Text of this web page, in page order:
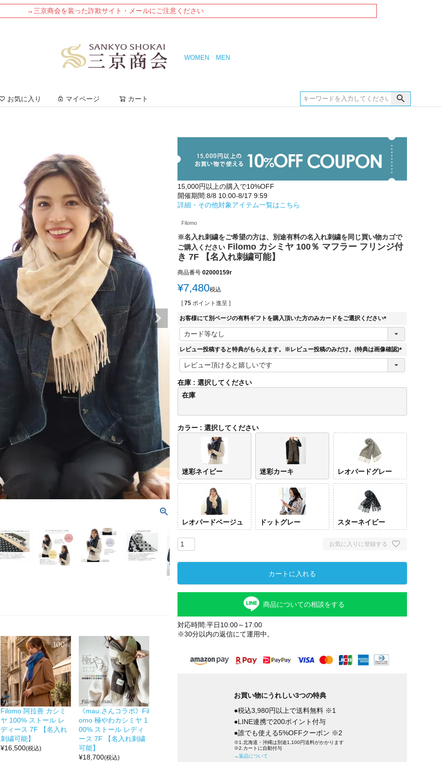
→三京商会を装った詐欺サイト・メールにご注意ください
WOMEN MEN
お気に入り マイページ カート
Filomo 阿拉善 カシミ
ヤ 100% ストール レ
ディース 7F 【名入れ
刺繍可能】
¥16,500(税込)
《mau.さんコラボ》Fil
omo 極やわカシミヤ 1
00% ストール レディ
ース 7F 【名入れ刺繍
可能】
¥18,700(税込)
15,000円以上の購入で10%OFF
開催期間:8/8 10:00-8/17 9:59
詳細・その他対象アイテム一覧はこちら
Filomo
※名入れ刺繍をご希望の方は、別途有料の名入れ刺繍を同じ買い物カゴで
ご購入ください Filomo カシミヤ 100％ マフラー フリンジ付
き 7F 【名入れ刺繍可能】
商品番号 02000159r
¥7,480税込
[ 75 ポイント進呈 ]
お客様にて別ページの有料ギフトを購入頂いた方のみカードをご選択ください
(
須
レビュー投稿すると特典がもらえます。※レビュー投稿のみだけ。(特典は画像確認)
(
)
在庫
選択してください
在庫
カラー 選択してください
迷彩ネイビー 迷彩カーキ レオパードグレー
レオパードベージュ ドットグレー スターネイビー
お気に入りに登録する
カートに入れる
商品についての相談をする
対応時間:平日10:00～17:00
※30分以内の返信にて運用中。
お買い物にうれしい3つの特典
●税込3,980円以上で送料無料 ※1
●LINE連携で200ポイント付与
●誰でも使える5%OFFクーポン ※2
※1.北海道・沖縄は別途1,100円送料がかかります
※2.カートに自動付与
→返品について